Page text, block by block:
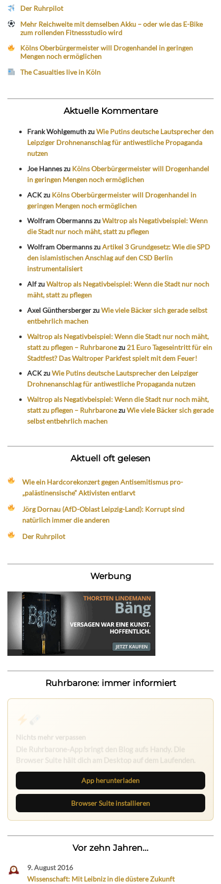
Der Ruhrpilot
Mehr Reichweite mit demselben Akku – oder wie das E-Bike
zum rollenden Fitnessstudio wird
Kölns Oberbürgermeister will Drogenhandel in geringen
Mengen noch ermöglichen
The Casualties live in Köln
Aktuelle Kommentare
Frank WohlgemuthzuWie Putins deutsche Lautsprecher den
Leipziger Drohnenanschlag für antiwestliche Propaganda
nutzen
Joe Hanneszu Kölns Oberbürgermeister will Drogenhandel
in geringen Mengen noch ermöglichen
ACKzu Kölns Oberbürgermeister will Drogenhandel in
geringen Mengen noch ermöglichen
Wolfram ObermannszuWaltrop als Negativbeispiel: Wenn
die Stadt nur noch mäht, statt zu pflegen
Wolfram ObermannszuArtikel 3 Grundgesetz: Wie die SPD
den islamistischen Anschlag auf den CSD Berlin
instrumentalisiert
AlfzuWaltrop als Negativbeispiel: Wenn die Stadt nur noch
mäht, statt zu pflegen
Axel GünthersbergerzuWie viele Bäcker sich gerade selbst
entbehrlich machen
Waltrop als Negativbeispiel: Wenn die Stadt nur noch mäht,
statt zu pflegen – Ruhrbaronezu 21 Euro Tageseintritt für ein
Stadtfest? Das Waltroper Parkfest spielt mit dem Feuer!
ACKzuWie Putins deutsche Lautsprecher den Leipziger
Drohnenanschlag für antiwestliche Propaganda nutzen
Waltrop als Negativbeispiel: Wenn die Stadt nur noch mäht,
statt zu pflegen – RuhrbaronezuWie viele Bäcker sich gerade
selbst entbehrlich machen
Aktuell oft gelesen
Wie ein Hardcorekonzert gegen Antisemitismus pro-
„palästinensische“ Aktivisten entlarvt
Jörg Dornau (AfD-Oblast Leipzig-Land): Korrupt sind
natürlich immer die anderen
Der Ruhrpilot
Werbung
Ruhrbarone: immer informiert
Die Ruhrbarone-App bringt den Blog aufs Handy. Die
Browser Suite hält dich am Desktop auf dem Laufenden.
App herunterladen
Browser Suite installieren
Vor zehn Jahren...
9. August 2016
Wissenschaft: Mit Leibniz in die düstere Zukunft